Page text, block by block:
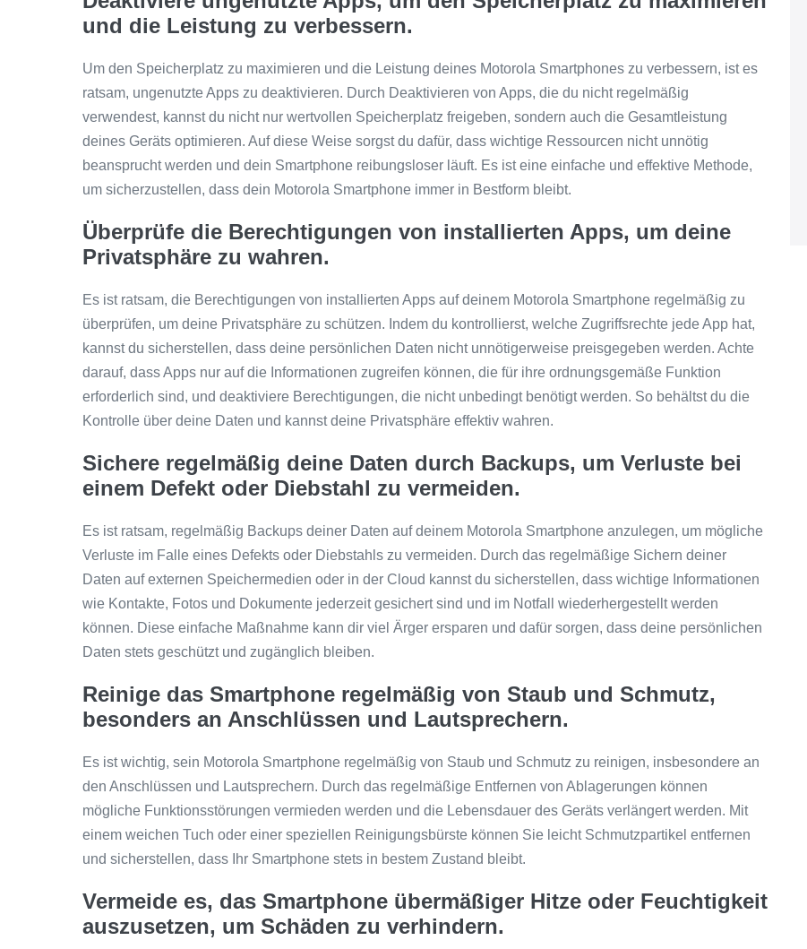
und die Leistung zu verbessern.
Um den Speicherplatz zu maximieren und die Leistung deines Motorola Smartphones zu verbessern, ist es
ratsam, ungenutzte Apps zu deaktivieren. Durch Deaktivieren von Apps, die du nicht regelmäßig
verwendest, kannst du nicht nur wertvollen Speicherplatz freigeben, sondern auch die Gesamtleistung
deines Geräts optimieren. Auf diese Weise sorgst du dafür, dass wichtige Ressourcen nicht unnötig
beansprucht werden und dein Smartphone reibungsloser läuft. Es ist eine einfache und effektive Methode,
um sicherzustellen, dass dein Motorola Smartphone immer in Bestform bleibt.
Überprüfe die Berechtigungen von installierten Apps, um deine
Privatsphäre zu wahren.
Es ist ratsam, die Berechtigungen von installierten Apps auf deinem Motorola Smartphone regelmäßig zu
überprüfen, um deine Privatsphäre zu schützen. Indem du kontrollierst, welche Zugriffsrechte jede App hat,
kannst du sicherstellen, dass deine persönlichen Daten nicht unnötigerweise preisgegeben werden. Achte
darauf, dass Apps nur auf die Informationen zugreifen können, die für ihre ordnungsgemäße Funktion
erforderlich sind, und deaktiviere Berechtigungen, die nicht unbedingt benötigt werden. So behältst du die
Kontrolle über deine Daten und kannst deine Privatsphäre effektiv wahren.
Sichere regelmäßig deine Daten durch Backups, um Verluste bei
einem Defekt oder Diebstahl zu vermeiden.
Es ist ratsam, regelmäßig Backups deiner Daten auf deinem Motorola Smartphone anzulegen, um mögliche
Verluste im Falle eines Defekts oder Diebstahls zu vermeiden. Durch das regelmäßige Sichern deiner
Daten auf externen Speichermedien oder in der Cloud kannst du sicherstellen, dass wichtige Informationen
wie Kontakte, Fotos und Dokumente jederzeit gesichert sind und im Notfall wiederhergestellt werden
können. Diese einfache Maßnahme kann dir viel Ärger ersparen und dafür sorgen, dass deine persönlichen
Daten stets geschützt und zugänglich bleiben.
Reinige das Smartphone regelmäßig von Staub und Schmutz,
besonders an Anschlüssen und Lautsprechern.
Es ist wichtig, sein Motorola Smartphone regelmäßig von Staub und Schmutz zu reinigen, insbesondere an
den Anschlüssen und Lautsprechern. Durch das regelmäßige Entfernen von Ablagerungen können
mögliche Funktionsstörungen vermieden werden und die Lebensdauer des Geräts verlängert werden. Mit
einem weichen Tuch oder einer speziellen Reinigungsbürste können Sie leicht Schmutzpartikel entfernen
und sicherstellen, dass Ihr Smartphone stets in bestem Zustand bleibt.
Vermeide es, das Smartphone übermäßiger Hitze oder Feuchtigkeit
auszusetzen, um Schäden zu verhindern.